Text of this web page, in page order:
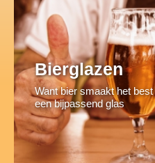
Bierglazen
Want bier smaakt het best
een bijpassend glas